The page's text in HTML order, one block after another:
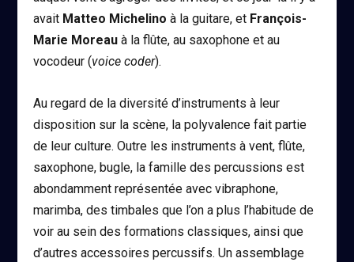
avait Matteo Michelino à la guitare, et François-
Marie Moreau à la flûte, au saxophone et au
vocodeur (voice coder).
Au regard de la diversité d’instruments à leur
disposition sur la scène, la polyvalence fait partie
de leur culture. Outre les instruments à vent, flûte,
saxophone, bugle, la famille des percussions est
abondamment représentée avec vibraphone,
marimba, des timbales que l’on a plus l’habitude de
voir au sein des formations classiques, ainsi que
d’autres accessoires percussifs. Un assemblage